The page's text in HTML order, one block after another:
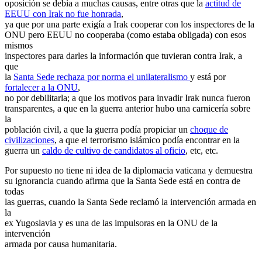
oposición se debía a muchas causas, entre otras que la actitud de
EEUU con Irak no fue honrada,
ya que por una parte exigía a Irak cooperar con los inspectores de la
ONU pero EEUU no cooperaba (como estaba obligada) con esos
mismos
inspectores para darles la información que tuvieran contra Irak, a
que
la Santa Sede rechaza por norma el unilateralismo y está por
fortalecer a la ONU,
no por debilitarla; a que los motivos para invadir Irak nunca fueron
transparentes, a que en la guerra anterior hubo una carnicería sobre
la
población civil, a que la guerra podía propiciar un choque de
civilizaciones, a que el terrorismo islámico podía encontrar en la
guerra un caldo de cultivo de candidatos al oficio, etc, etc.
Por supuesto no tiene ni idea de la diplomacia vaticana y demuestra
su ignorancia cuando afirma que la Santa Sede está en contra de
todas
las guerras, cuando la Santa Sede reclamó la intervención armada en
la
ex Yugoslavia y es una de las impulsoras en la ONU de la
intervención
armada por causa humanitaria.